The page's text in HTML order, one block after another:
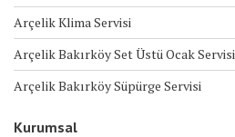
Arçelik Klima Servisi
Arçelik Bakırköy Set Üstü Ocak Servisi
Arçelik Bakırköy Süpürge Servisi
Kurumsal